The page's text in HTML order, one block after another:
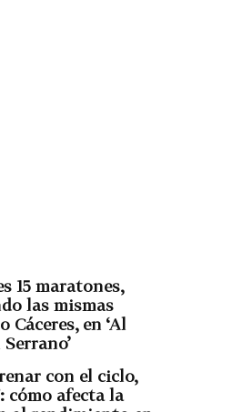
15 maratones,
las mismas
Cáceres, en ‘Al
con el ciclo,
cómo afecta la